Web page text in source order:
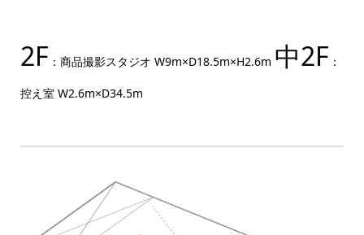
2F ：商品撮影スタジオ W9m×D18.5m×H2.6m 中2F ：
控え室 W2.6m×D34.5m